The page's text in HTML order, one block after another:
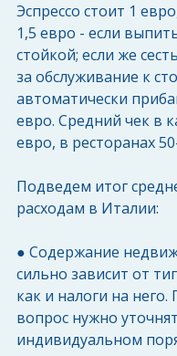
Эспрессо стоит 1
1,5 евро - если
стойкой; если же
за обслуживание к
автоматически
евро. Средний чек в
евро, в ресторанах
Подведем итог
расходам в Италии:
● Содержание
сильно зависит от
как и налоги на него.
вопрос нужно
индивидуальном